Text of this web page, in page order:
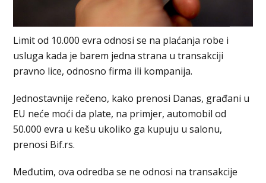
Limit od 10.000 evra odnosi se na plaćanja robe i
usluga kada je barem jedna strana u transakciji
pravno lice, odnosno firma ili kompanija.
Jednostavnije rečeno, kako prenosi Danas, građani u
EU neće moći da plate, na primjer, automobil od
50.000 evra u kešu ukoliko ga kupuju u salonu,
prenosi Bif.rs.
Međutim, ova odredba se ne odnosi na transakcije